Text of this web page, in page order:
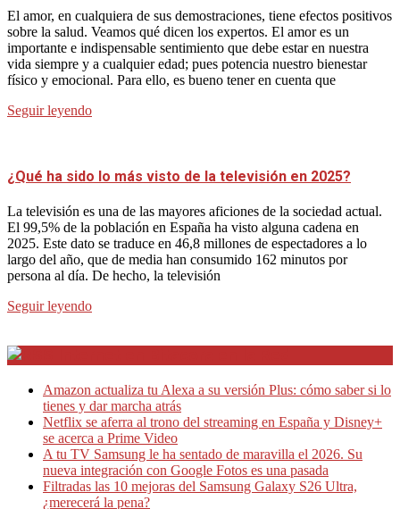
El amor, en cualquiera de sus demostraciones, tiene efectos positivos
sobre la salud. Veamos qué dicen los expertos. El amor es un
importante e indispensable sentimiento que debe estar en nuestra
vida siempre y a cualquier edad; pues potencia nuestro bienestar
físico y emocional. Para ello, es bueno tener en cuenta que
Seguir leyendo
¿Qué ha sido lo más visto de la televisión en 2025?
La televisión es una de las mayores aficiones de la sociedad actual.
El 99,5% de la población en España ha visto alguna cadena en
2025. Este dato se traduce en 46,8 millones de espectadores a lo
largo del año, que de media han consumido 162 minutos por
persona al día. De hecho, la televisión
Seguir leyendo
Amazon actualiza tu Alexa a su versión Plus: cómo saber si lo
tienes y dar marcha atrás
Netflix se aferra al trono del streaming en España y Disney+
se acerca a Prime Video
A tu TV Samsung le ha sentado de maravilla el 2026. Su
nueva integración con Google Fotos es una pasada
Filtradas las 10 mejoras del Samsung Galaxy S26 Ultra,
¿merecerá la pena?